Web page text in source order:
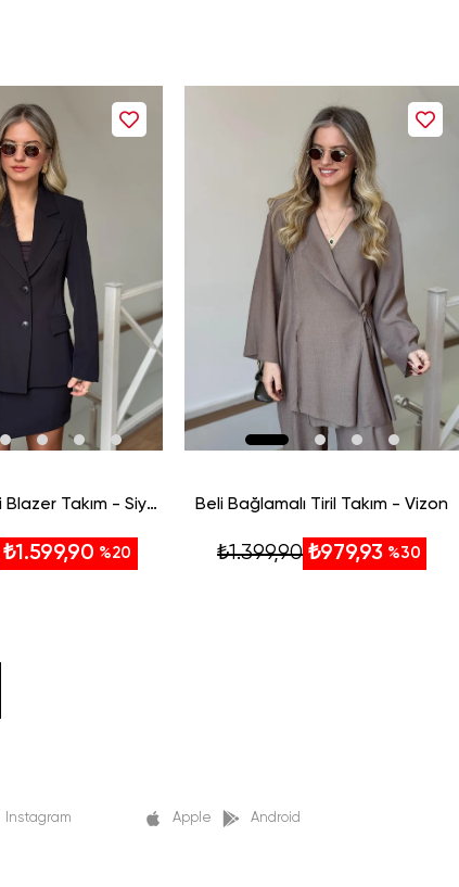
Premium Etekli Blazer Takım - Siyah
%20
₺1.599,90
Beli Bağlamalı Tiril Takım - Vizon
%30
₺979,93
₺1.399,90
Instagram Apple Android